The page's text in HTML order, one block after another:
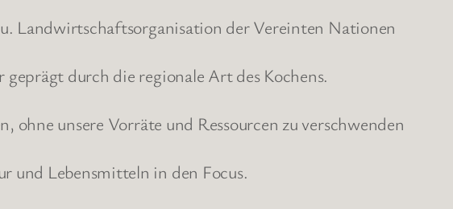
Landwirtschaftsorganisation der Vereinten Nationen
durch die regionale Art des Kochens.
unsere Vorräte und Ressourcen zu verschwenden
und Lebensmitteln in den Focus.